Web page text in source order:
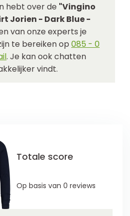
hebt over de "Vingino
Jorien - Dark Blue -
van onze experts je
te bereiken op 085 - 0
. Je kan ook chatten
vindt.
Totale score
Op basis van 0 reviews